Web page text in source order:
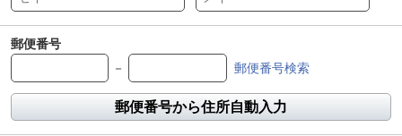
郵便番号
－
郵便番号検索
郵便番号から住所自動入力